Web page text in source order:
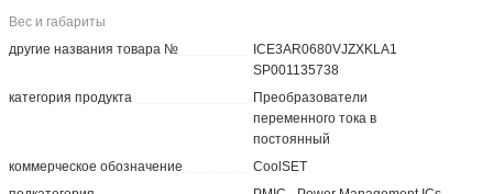
Вес и габариты
другие названия товара №
ICE3AR0680VJZXKLA1
SP001135738
категория продукта
Преобразователи
переменного тока в
постоянный
коммерческое обозначение
CoolSET